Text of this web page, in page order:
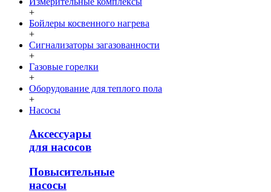
+
Бойлеры косвенного нагрева
+
Сигнализаторы загазованности
+
Газовые горелки
+
Оборудование для теплого пола
+
Насосы
Аксессуары
для насосов
Повысительные
насосы